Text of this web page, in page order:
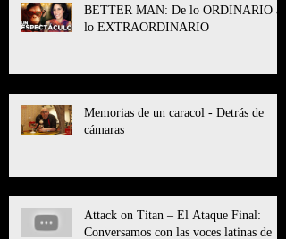
BETTER MAN: De lo ORDINARIO a
lo EXTRAORDINARIO
Memorias de un caracol - Detrás de
cámaras
Attack on Titan – El Ataque Final:
Conversamos con las voces latinas de